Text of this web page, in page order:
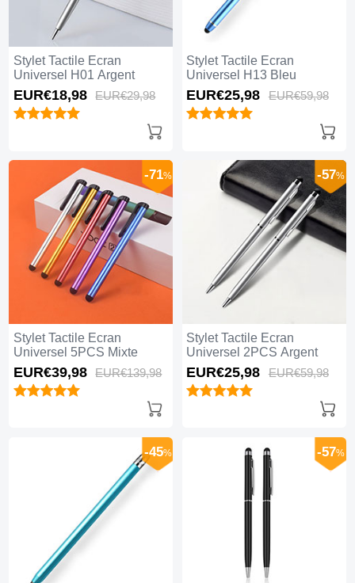
Stylet Tactile Ecran
Universel H01 Argent
EUR€18,98 EUR€29,98
Stylet Tactile Ecran
Universel H13 Bleu
EUR€25,98 EUR€59,98
Stylet Tactile Ecran
Universel 5PCS Mixte
-71%
EUR€39,98 EUR€139,98
Stylet Tactile Ecran
Universel 2PCS Argent
-57%
EUR€25,98 EUR€59,98
-45% -57%